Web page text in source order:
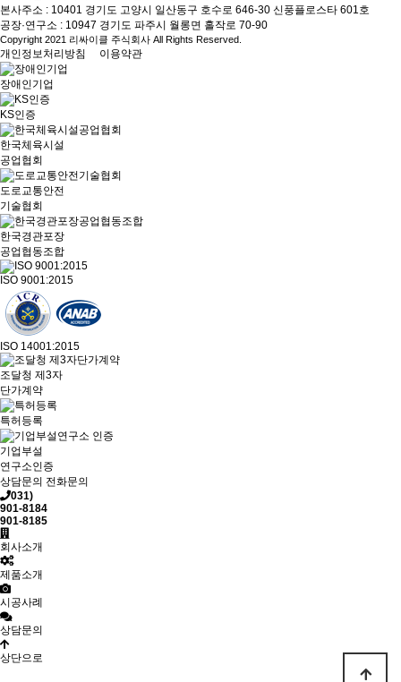
본사주소 : 10401 경기도 고양시 일산동구 호수로 646-30 신풍플로스타 601호
공장·연구소 : 10947 경기도 파주시 월롱면 홀작로 70-90
Copyright 2021 리싸이클 주식회사 All Rights Reserved.
개인정보처리방침 이용약관
장애인기업
KS인증
한국체육시설
공업협회
도로교통안전
기술협회
한국경관포장
공업협동조합
ISO 9001:2015
ISO 14001:2015
조달청 제3자
단가계약
특허등록
기업부설
연구소인증
상담문의 전화문의
031)
901-8184
901-8185
회사소개
제품소개
시공사례
상담문의
상단으로